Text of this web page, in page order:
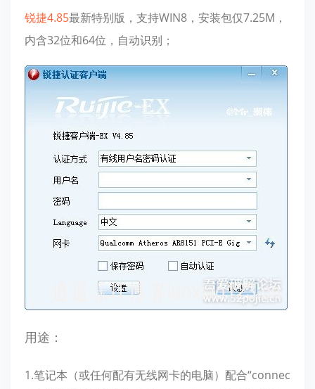
锐捷4.85最新特别版，支持WIN8，安装包仅7.25M，
内含32位和64位，自动识别；
用途：
1.笔记本（或任何配有无线网卡的电脑）配合“connec